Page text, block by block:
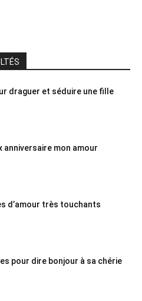
draguer et séduire une fille
anniversaire mon amour
d’amour très touchants
pour dire bonjour à sa chérie